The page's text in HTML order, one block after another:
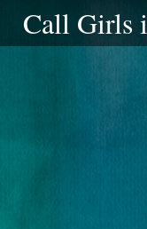
Call Girls